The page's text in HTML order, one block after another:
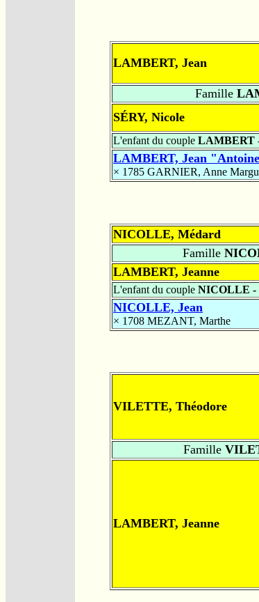
LAMBERT, Jean
Famille
SÉRY, Nicole
L'enfant du couple LAMBERT
LAMBERT, Jean
× 1785 GARNIER, Anne
NICOLLE, Médard
Famille
LAMBERT, Jeanne
L'enfant du couple NICOLLE
NICOLLE, Jean
× 1708 MEZANT, Marthe
VILETTE, Théodore
Famille
LAMBERT, Jeanne